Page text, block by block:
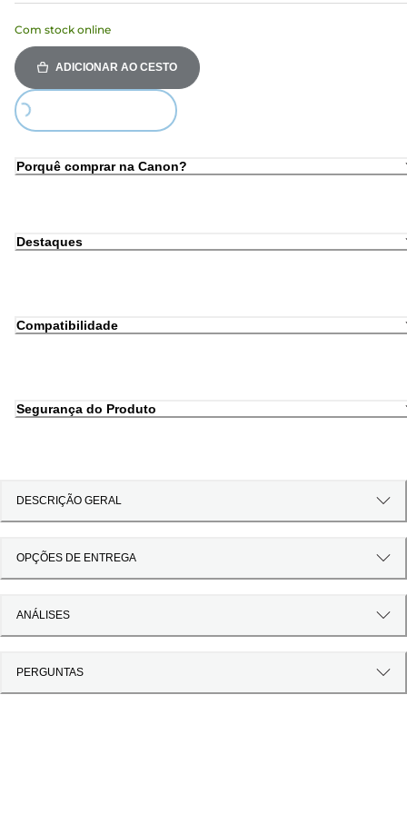
Com stock online
ADICIONAR AO CESTO
Loading...
Porquê comprar na Canon?
Destaques
Compatibilidade
Segurança do Produto
DESCRIÇÃO GERAL
OPÇÕES DE ENTREGA
ANÁLISES
PERGUNTAS